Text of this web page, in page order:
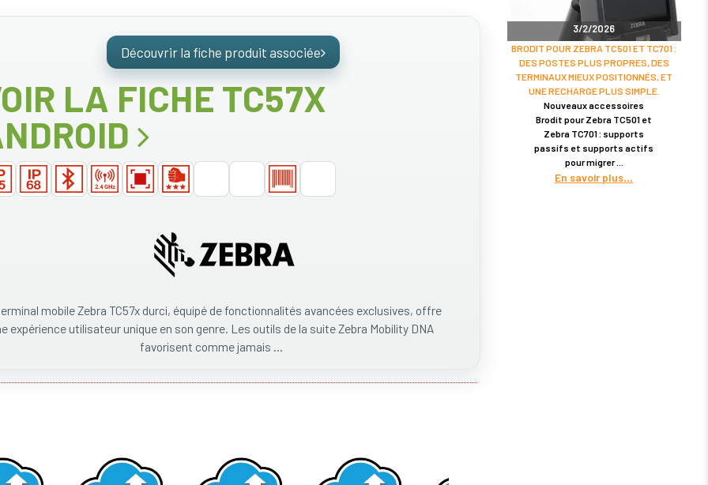
Découvrir la fiche produit associée
LA FICHE TC57X
mobile Zebra TC57x durci, équipé de fonctionnalités avancées exclusives, offre
expérience utilisateur unique en son genre. Les outils de la suite Zebra Mobility DNA
favorisent comme jamais ...
3/2/2026
BRODIT POUR ZEBRA TC501 ET TC701 :
DES POSTES PLUS PROPRES, DES
TERMINAUX MIEUX POSITIONNÉS, ET
UNE RECHARGE PLUS SIMPLE.
Nouveaux accessoires
Brodit pour Zebra TC501 et
Zebra TC701 : supports
passifs et supports actifs
pour migrer
En savoir plus